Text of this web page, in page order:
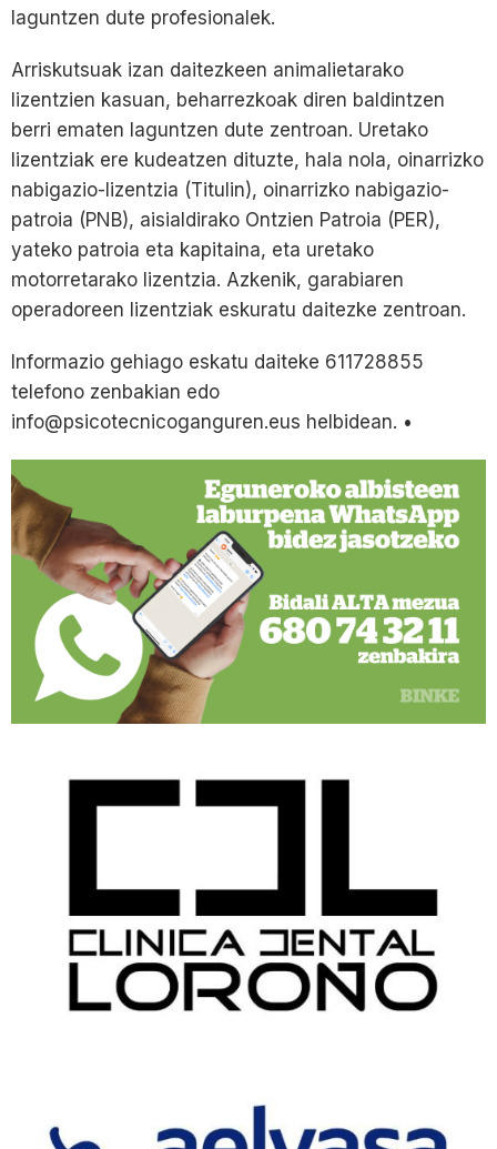
laguntzen dute profesionalek.
Arriskutsuak izan daitezkeen animalietarako
lizentzien kasuan, beharrezkoak diren baldintzen
berri ematen laguntzen dute zentroan. Uretako
lizentziak ere kudeatzen dituzte, hala nola, oinarrizko
nabigazio-lizentzia (Titulin), oinarrizko nabigazio-
patroia (PNB), aisialdirako Ontzien Patroia (PER),
yateko patroia eta kapitaina, eta uretako
motorretarako lizentzia. Azkenik, garabiaren
operadoreen lizentziak eskuratu daitezke zentroan.
Informazio gehiago eskatu daiteke 611728855
telefono zenbakian edo
info@psicotecnicoganguren.eus helbidean. •